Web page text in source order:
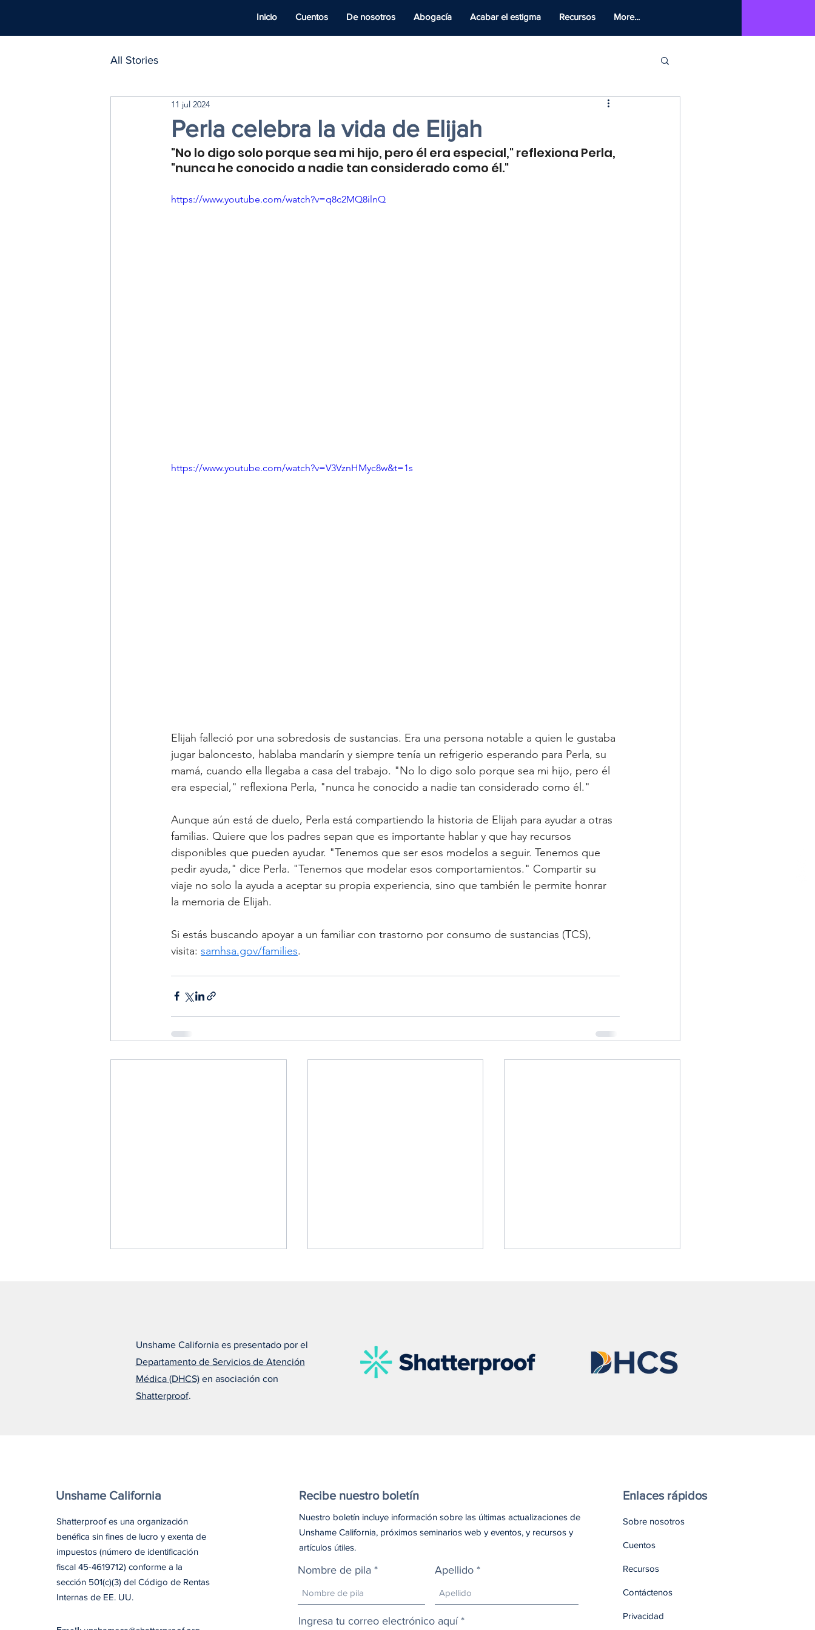
Inicio Cuentos De nosotros Abogacía Acabar el estigma Recursos More...
All Stories
Perla celebra la vida de Elijah
11 jul 2024
"No lo digo solo porque sea mi hijo, pero él era especial," reflexiona Perla,
"nunca he conocido a nadie tan considerado como él."
https://www.youtube.com/watch?v=q8c2MQ8ilnQ
https://www.youtube.com/watch?v=V3VznHMyc8w&t=1s
Elijah falleció por una sobredosis de sustancias. Era una persona notable a quien le gustaba
jugar baloncesto, hablaba mandarín y siempre tenía un refrigerio esperando para Perla, su
mamá, cuando ella llegaba a casa del trabajo. "No lo digo solo porque sea mi hijo, pero él
era especial," reflexiona Perla, "nunca he conocido a nadie tan considerado como él."
Aunque aún está de duelo, Perla está compartiendo la historia de Elijah para ayudar a otras
familias. Quiere que los padres sepan que es importante hablar y que hay recursos
disponibles que pueden ayudar. "Tenemos que ser esos modelos a seguir. Tenemos que
pedir ayuda," dice Perla. "Tenemos que modelar esos comportamientos." Compartir su
viaje no solo la ayuda a aceptar su propia experiencia, sino que también le permite honrar
la memoria de Elijah.
Si estás buscando apoyar a un familiar con trastorno por consumo de sustancias (TCS),
visita: samhsa.gov/families.
Alfonso cree que el
tratamiento adecuado lo
cambió todo
Susan nos recuerda que el
amor puede salvar una vida
Melissa explica por qué todos
Unshame California es presentado por el
Departamento de Servicios de Atención
Médica (DHCS)en asociación con
Shatterproof.
Unshame California
Shatterproof es una organización
benéfica sin fines de lucro y exenta de
impuestos (número de identificación
fiscal 45-4619712) conforme a la
sección 501(c)(3) del Código de Rentas
Internas de EE. UU.
Recibe nuestro boletín
Nuestro boletín incluye información sobre las últimas actualizaciones de
Unshame California, próximos seminarios web y eventos, y recursos y
artículos útiles.
Nombre de pila Apellido
Ingresa tu correo electrónico aquí
Enlaces rápidos
Sobre nosotros
Cuentos
Recursos
Contáctenos
Privacidad